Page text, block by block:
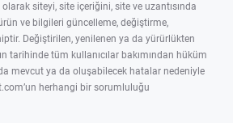
olarak siteyi, site içeriğini, site ve uzantısında
ve bilgileri güncelleme, değiştirme,
Değiştirilen, yenilenen ya da yürürlükten
tarihinde tüm kullanıcılar bakımından hüküm
mevcut ya da oluşabilecek hatalar nedeniyle
herhangi bir sorumluluğu